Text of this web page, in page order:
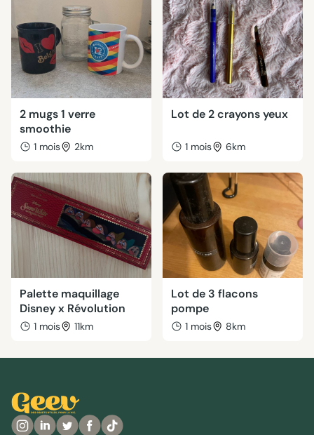
2 mugs 1 verre
smoothie
1 mois 2km
Lot de 2 crayons yeux
1 mois 6km
Palette maquillage
Disney x Révolution
1 mois 11km
Lot de 3 flacons
pompe
1 mois 8km